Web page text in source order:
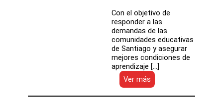
Con el objetivo de
responder a las
demandas de las
comunidades educativas
de Santiago y asegurar
mejores condiciones de
aprendizaje […]
Ver más
Mineduc
y